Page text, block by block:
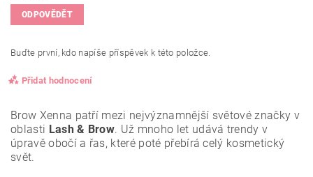
ODPOVĚDĚT
Buďte první, kdo napíše příspěvek k této položce.
Přidat hodnocení
Brow Xenna patří mezi nejvýznamnější světové značky v
oblasti Lash & Brow. Už mnoho let udává trendy v
úpravě obočí a řas, které poté přebírá celý kosmetický
svět.